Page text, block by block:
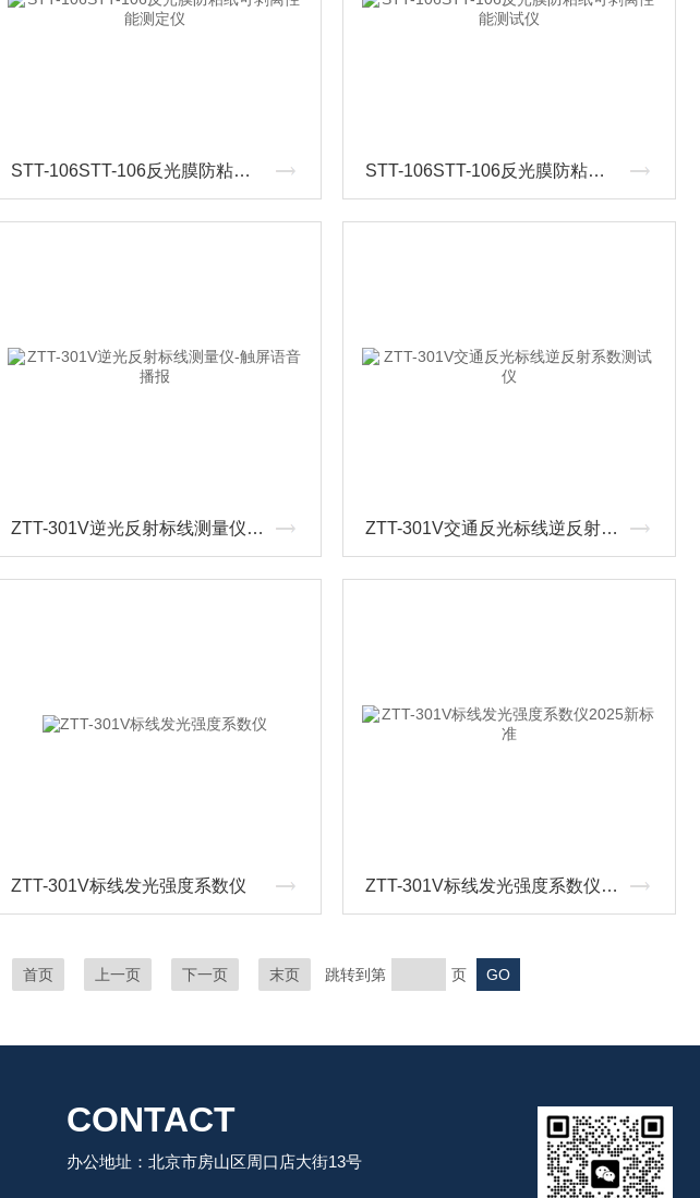
STT-106STT-106反光膜防粘纸可剥离性能测定仪 STT-106STT-106反光膜防粘纸可剥离性能测试仪
ZTT-301V逆光反射标线测量仪-触屏语音播报 ZTT-301V交通反光标线逆反射系数测试仪
ZTT-301V标线发光强度系数仪 ZTT-301V标线发光强度系数仪2025新标准
首页 上一页 下一页 末页 跳转到第 页
CONTACT
办公地址：北京市房山区周口店大街13号